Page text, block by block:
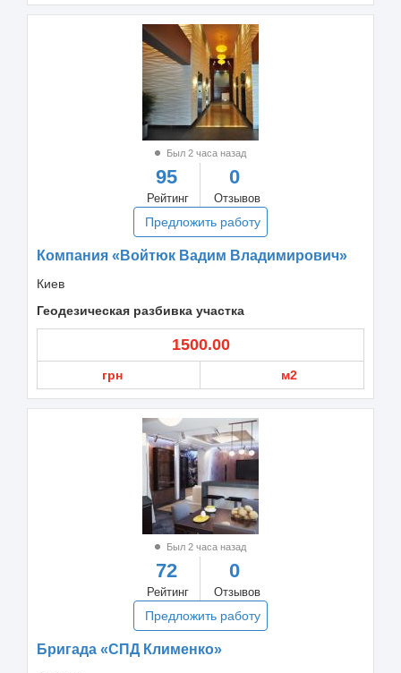
Был 2 часа назад
95
Рейтинг
0
Отзывов
Предложить работу
Компания «Войтюк Вадим Владимирович»
Киев
Геодезическая разбивка участка
1500.00
грн м2
Был 2 часа назад
72
Рейтинг
0
Отзывов
Предложить работу
Бригада «СПД Клименко»